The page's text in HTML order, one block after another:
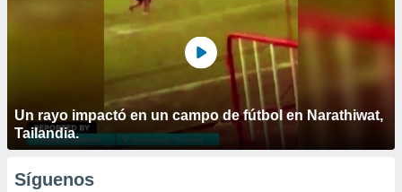
Un rayo impactó en un campo de fútbol en Narathiwat,
Tailandia.
Síguenos